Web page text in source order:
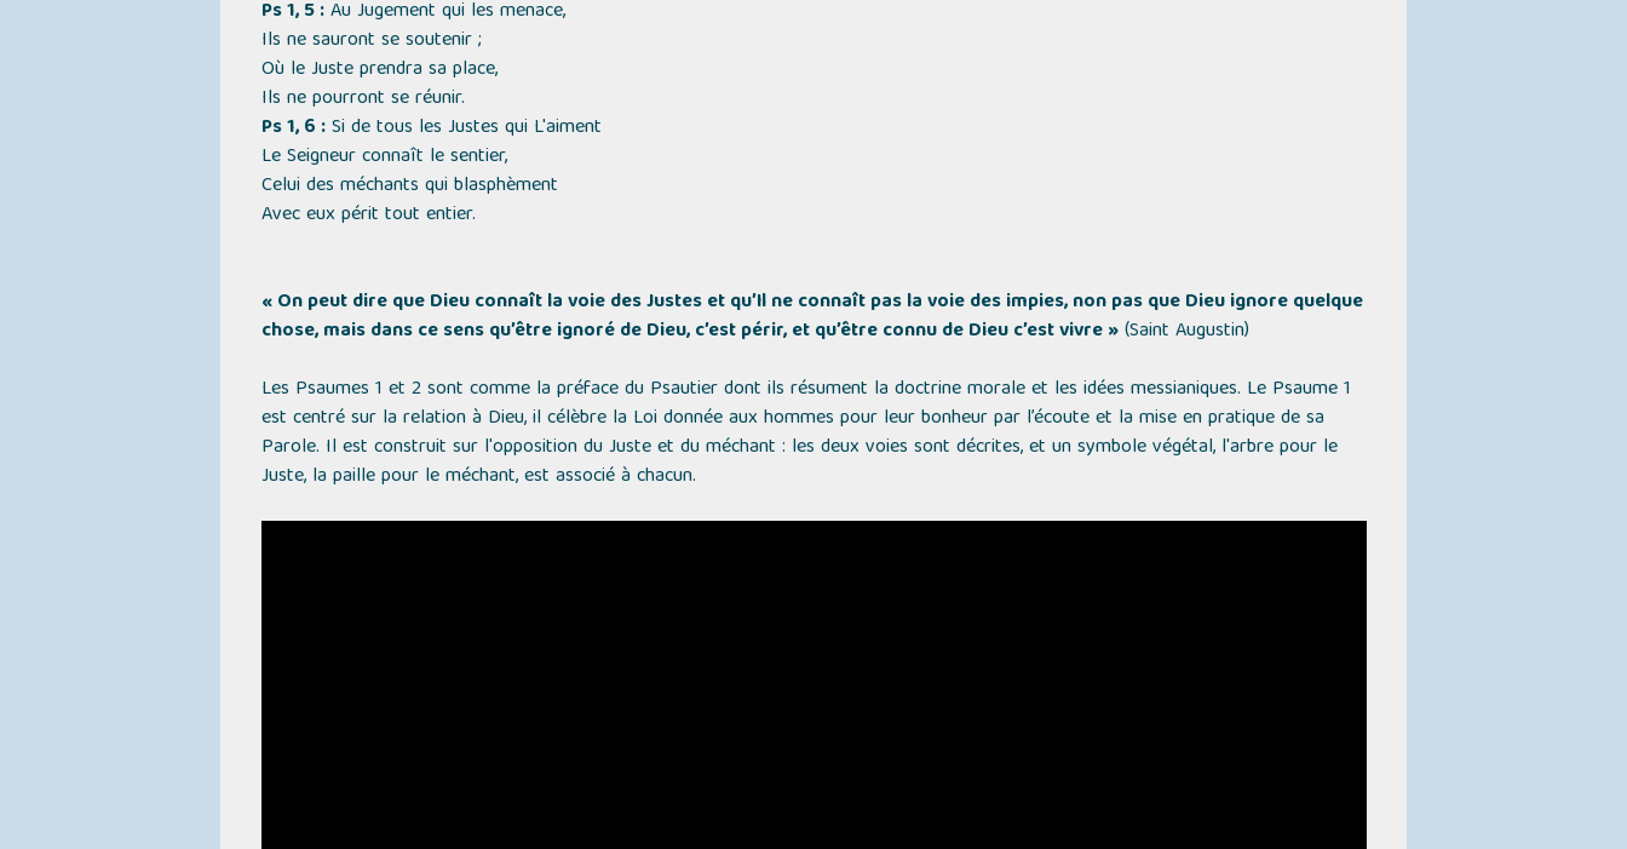
Ps 1, 5 :Au Jugement qui les menace,
Ils ne sauront se soutenir ;
Où le Juste prendra sa place,
Ils ne pourront se réunir.
Ps 1, 6 :Si de tous les Justes qui L'aiment
Le Seigneur connaît le sentier,
Celui des méchants qui blasphèment
Avec eux périt tout entier.
« On peut dire que Dieu connaît la voie des Justes et qu’Il ne connaît pas la voie des impies, non pas que Dieu ignore quelque
chose, mais dans ce sens qu’être ignoré de Dieu, c’est périr, et qu’être connu de Dieu c’est vivre »(Saint Augustin)
Les Psaumes 1 et 2 sont comme la préface du Psautier dont ils résument la doctrine morale et les idées messianiques. Le Psaume 1
est centré sur la relation à Dieu, il célèbre la Loi donnée aux hommes pour leur bonheur par l’écoute et la mise en pratique de sa
Parole. Il est construit sur l'opposition du Juste et du méchant : les deux voies sont décrites, et un symbole végétal, l'arbre pour le
Juste, la paille pour le méchant, est associé à chacun.